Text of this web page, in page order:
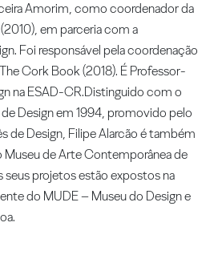
Amorim, como coordenador da
em parceria com a
Foi responsável pela coordenação
Cork Book (2018). É Professor-
na ESAD-CR.Distinguido com o
Design em 1994, promovido pelo
de Design, Filipe Alarcão é também
de Arte Contemporânea de
seus projetos estão expostos na
do MUDE – Museu do Design e